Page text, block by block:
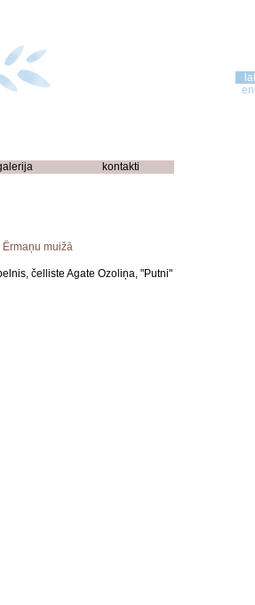
lat
kontakti
Ērmaņu muižā
čelliste Agate Ozoliņa, "Putni"